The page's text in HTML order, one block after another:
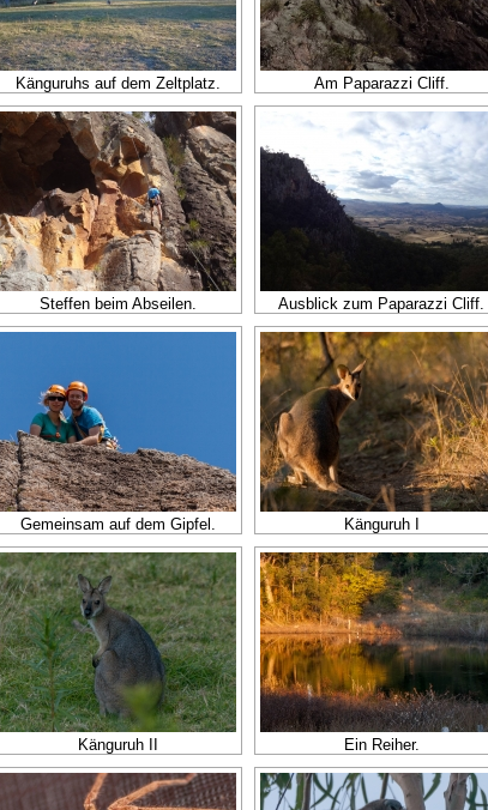
Känguruhs auf dem Zeltplatz. Am Paparazzi Cliff.
Steffen beim Abseilen. Ausblick zum Paparazzi Cliff.
Gemeinsam auf dem Gipfel. Känguruh I
Känguruh II Ein Reiher.